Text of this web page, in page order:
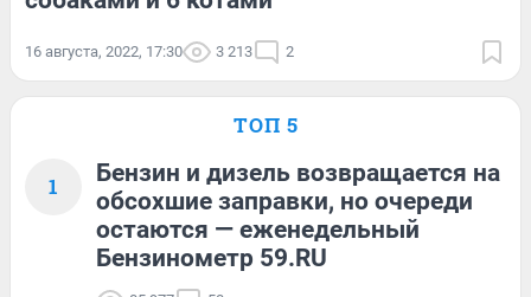
16 августа, 2022, 17:30 3 213 2
ТОП 5
1
Бензин и дизель возвращается на
обсохшие заправки, но очереди
остаются — еженедельный
Бензинометр 59.RU